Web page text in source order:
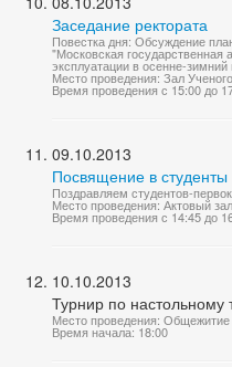
Заседание ректората
Повестка дня: Обсуждение
"Московская
эксплуатации в осенне-
Место проведения: Зал
Время проведения с 15:00 до
09.10.2013
Посвящение в студенты
Поздравляем студентов-
Место проведения: Актовый
Время проведения с 14:45 до
10.10.2013
Турнир по
Место проведения:
Время начала: 18:00